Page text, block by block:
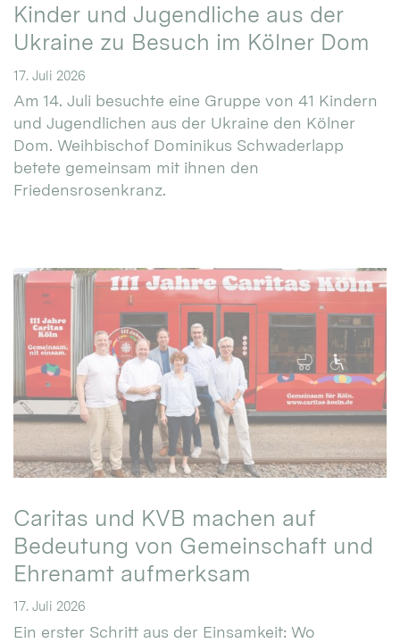
Kinder und Jugendliche aus der
Ukraine zu Besuch im Kölner Dom
17. Juli 2026
Am 14. Juli besuchte eine Gruppe von 41 Kindern
und Jugendlichen aus der Ukraine den Kölner
Dom. Weihbischof Dominikus Schwaderlapp
betete gemeinsam mit ihnen den
Friedensrosenkranz.
Caritas und KVB machen auf
Bedeutung von Gemeinschaft und
Ehrenamt aufmerksam
17. Juli 2026
Ein erster Schritt aus der Einsamkeit: Wo